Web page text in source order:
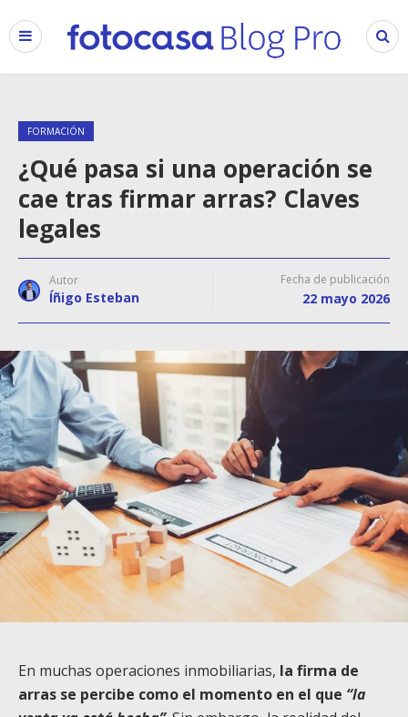
FORMACIÓN
¿Qué pasa si una operación se
cae tras firmar arras? Claves
legales
Autor
Íñigo Esteban
Fecha de publicación
22 mayo 2026
En muchas operaciones inmobiliarias, la firma de
arras se percibe como el momento en el que “la